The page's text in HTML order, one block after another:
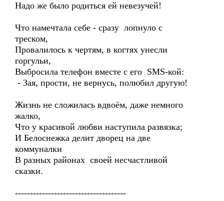
Надо же было родиться ей невезучей!
Что намечтала себе - сразу лопнуло с
треском,
Провалилось к чертям, в когтях унесли
горгульи,
Выбросила телефон вместе с его SMS-кой:
- Зая, прости, не вернусь, полюбил другую!
Жизнь не сложилась вдвоём, даже немного
жалко,
Что у красивой любви наступила развязка;
И Белоснежка делит дворец на две
коммуналки
В разных районах своей несчастливой
сказки.
-------------------------------------